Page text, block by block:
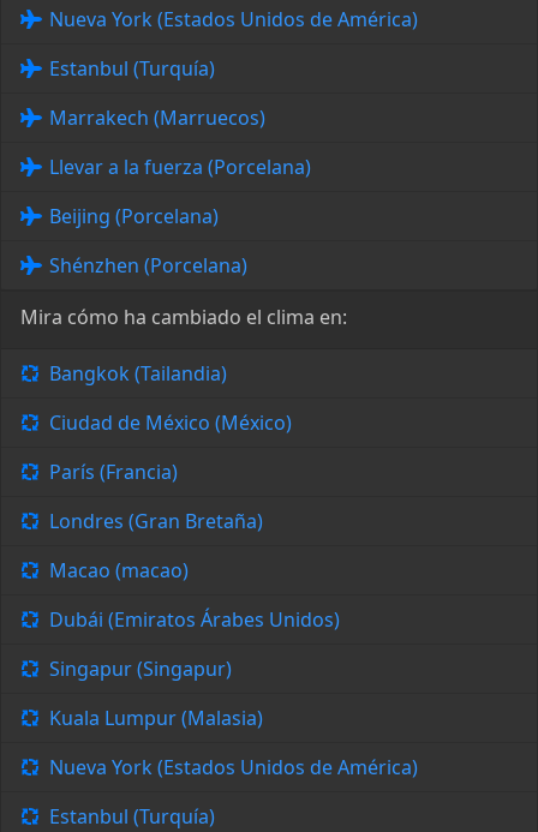
Nueva York (Estados Unidos de América)
Estanbul (Turquía)
Marrakech (Marruecos)
Llevar a la fuerza (Porcelana)
Beijing (Porcelana)
Shénzhen (Porcelana)
Mira cómo ha cambiado el clima en:
Bangkok (Tailandia)
Ciudad de México (México)
París (Francia)
Londres (Gran Bretaña)
Macao (macao)
Dubái (Emiratos Árabes Unidos)
Singapur (Singapur)
Kuala Lumpur (Malasia)
Nueva York (Estados Unidos de América)
Estanbul (Turquía)